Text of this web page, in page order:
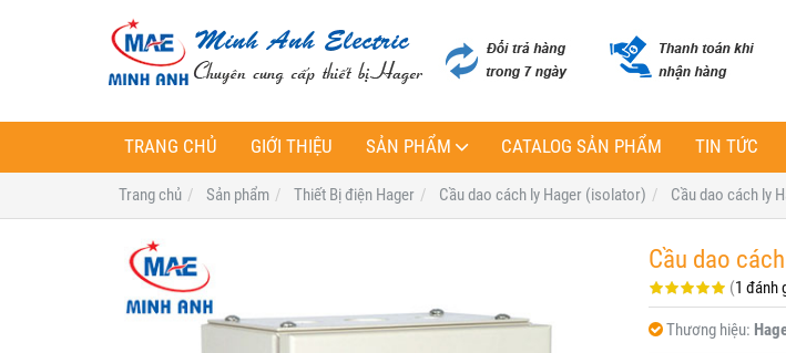
TRANG CHỦ GIỚI THIỆU SẢN PHẨM CATALOG SẢN PHẨM TIN TỨC
Trang chủ Sản phẩm Thiết Bị điện Hager Cầu dao cách ly Hager (isolator) Cầu dao cách ly
Cầu dao
(1 đánh
Thương hiệu: